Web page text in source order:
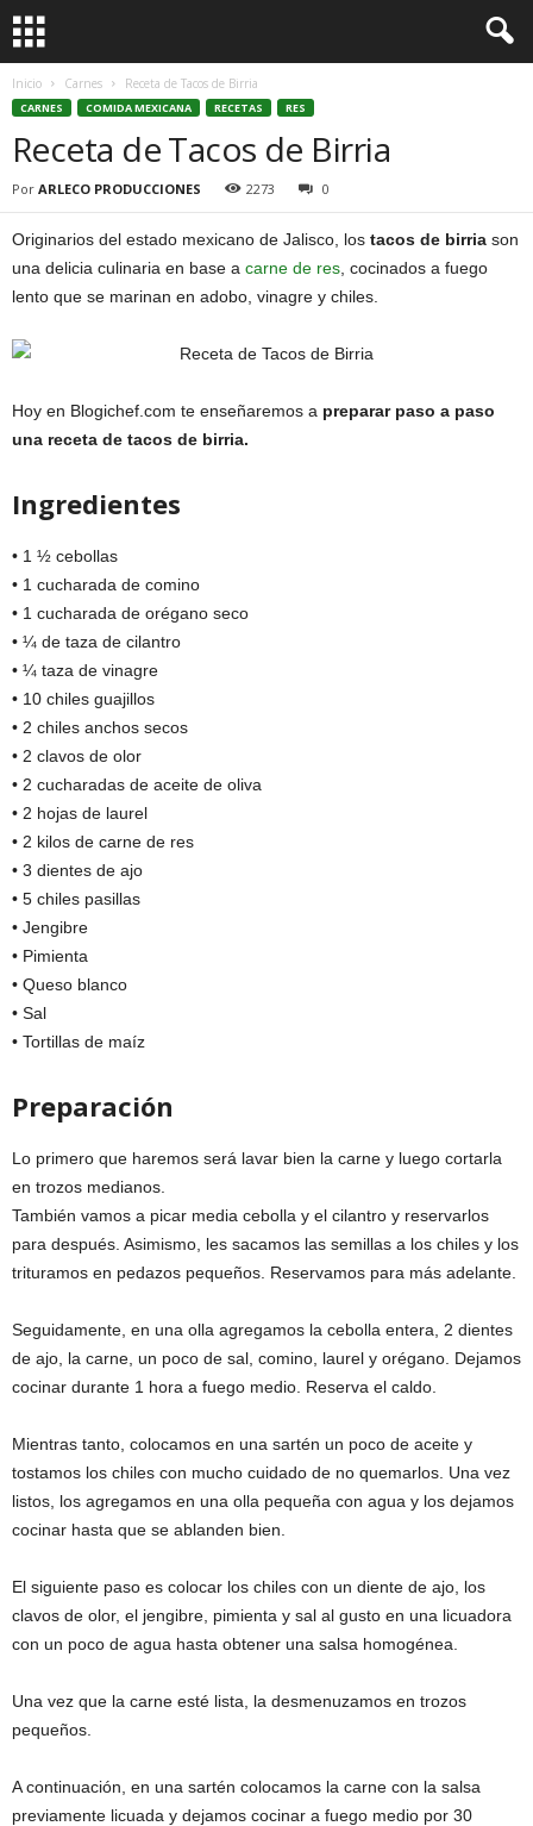
Inicio Carnes Receta de Tacos de Birria
CARNES COMIDA MEXICANA RECETAS RES
Receta de Tacos de Birria
Por ARLECO PRODUCCIONES 2273 0
Originarios del estado mexicano de Jalisco, los tacos de birria son
una delicia culinaria en base a carne de res , cocinados a fuego
lento que se marinan en adobo, vinagre y chiles.
Hoy en Blogichef.com te enseñaremos a preparar paso a paso
una receta de tacos de birria.
Ingredientes
• 1 ½ cebollas
• 1 cucharada de comino
• 1 cucharada de orégano seco
• ¼ de taza de cilantro
• ¼ taza de vinagre
• 10 chiles guajillos
• 2 chiles anchos secos
• 2 clavos de olor
• 2 cucharadas de aceite de oliva
• 2 hojas de laurel
• 2 kilos de carne de res
• 3 dientes de ajo
• 5 chiles pasillas
• Jengibre
• Pimienta
• Queso blanco
• Sal
• Tortillas de maíz
Preparación
Lo primero que haremos será lavar bien la carne y luego cortarla
en trozos medianos.
También vamos a picar media cebolla y el cilantro y reservarlos
para después. Asimismo, les sacamos las semillas a los chiles y los
trituramos en pedazos pequeños. Reservamos para más adelante.
Seguidamente, en una olla agregamos la cebolla entera, 2 dientes
de ajo, la carne, un poco de sal, comino, laurel y orégano. Dejamos
cocinar durante 1 hora a fuego medio. Reserva el caldo.
Mientras tanto, colocamos en una sartén un poco de aceite y
tostamos los chiles con mucho cuidado de no quemarlos. Una vez
listos, los agregamos en una olla pequeña con agua y los dejamos
cocinar hasta que se ablanden bien.
El siguiente paso es colocar los chiles con un diente de ajo, los
clavos de olor, el jengibre, pimienta y sal al gusto en una licuadora
con un poco de agua hasta obtener una salsa homogénea.
Una vez que la carne esté lista, la desmenuzamos en trozos
pequeños.
A continuación, en una sartén colocamos la carne con la salsa
previamente licuada y dejamos cocinar a fuego medio por 30